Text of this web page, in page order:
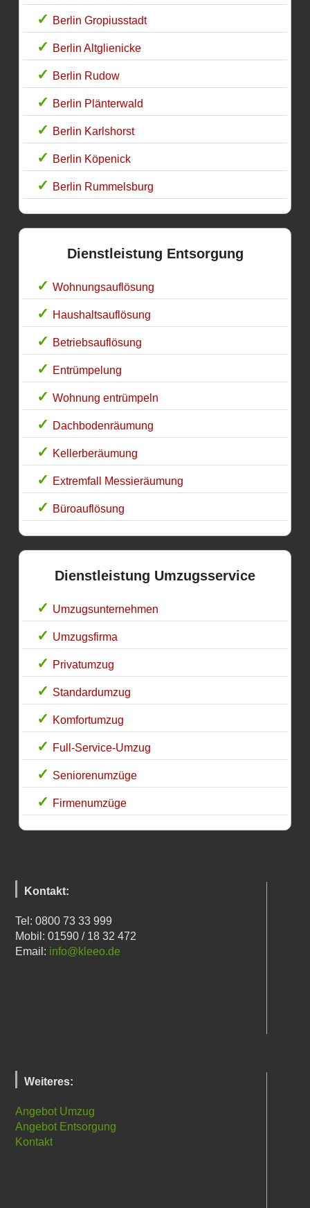
Berlin Gropiusstadt
Berlin Altglienicke
Berlin Rudow
Berlin Plänterwald
Berlin Karlshorst
Berlin Köpenick
Berlin Rummelsburg
Dienstleistung Entsorgung
Wohnungsauflösung
Haushaltsauflösung
Betriebsauflösung
Entrümpelung
Wohnung entrümpeln
Dachbodenräumung
Kellerberäumung
Extremfall Messieräumung
Büroauflösung
Dienstleistung Umzugsservice
Umzugsunternehmen
Umzugsfirma
Privatumzug
Standardumzug
Komfortumzug
Full-Service-Umzug
Seniorenumzüge
Firmenumzüge
Kontakt:
Tel: 0800 73 33 999
Mobil: 01590 / 18 32 472
Email: info@kleeo.de
Weiteres:
Angebot Umzug
Angebot Entsorgung
Kontakt